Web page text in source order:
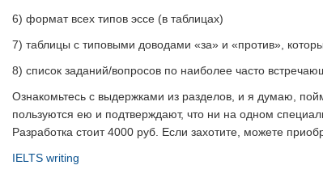
6) формат всех типов эссе (в таблицах)
7) таблицы с типовыми доводами «за» и «против»,
8) список заданий/вопросов по наиболее часто
Ознакомьтесь с выдержками из разделов, и я думаю,
пользуются ею и подтверждают, что ни на одном
Разработка стоит 4000 руб. Если захотите, можете
IELTS writing